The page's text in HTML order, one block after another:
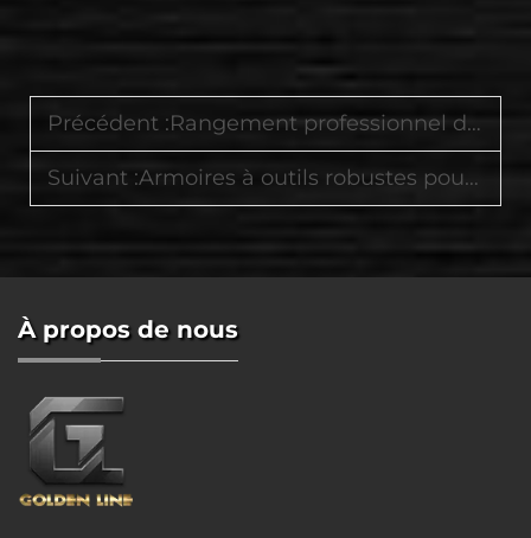
Précédent :Rangement professionnel d'outils comprenant des armoires robustes et des chariots à outils avec plateau de travail
Suivant :Armoires à outils robustes pour garage avec tiroirs verrouillables et roues à roulement fluide
À propos de nous